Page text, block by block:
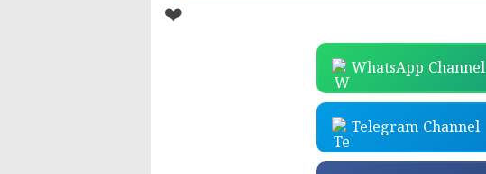
❤️
WhatsApp Channel
Telegram Channel